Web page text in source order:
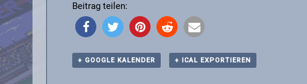
Beitrag teilen:
+ GOOGLE KALENDER + ICAL EXPORTIEREN